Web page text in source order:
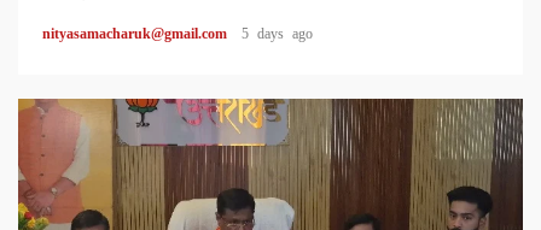
nityasamacharuk@gmail.com 5 days ago